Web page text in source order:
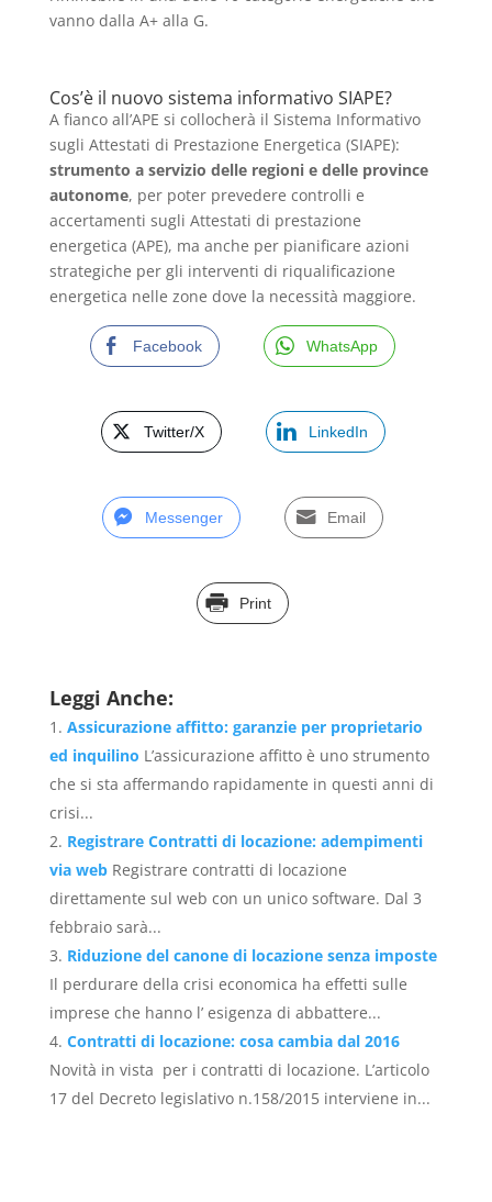
vanno dalla A+ alla G.
Cos’è il nuovo sistema informativo SIAPE?
A fianco all’APE si collocherà il Sistema Informativo
sugli Attestati di Prestazione Energetica (SIAPE):
strumento a servizio delle regioni e delle province
autonome, per poter prevedere controlli e
accertamenti sugli Attestati di prestazione
energetica (APE), ma anche per pianificare azioni
strategiche per gli interventi di riqualificazione
energetica nelle zone dove la necessità maggiore.
Facebook WhatsApp
Twitter/X LinkedIn
Messenger Email
Print
Leggi Anche:
Assicurazione affitto: garanzie per proprietario
ed inquilino L’assicurazione affitto è uno strumento
che si sta affermando rapidamente in questi anni di
crisi...
Registrare Contratti di locazione: adempimenti
via web Registrare contratti di locazione
direttamente sul web con un unico software. Dal 3
febbraio sarà...
Riduzione del canone di locazione senza imposte
Il perdurare della crisi economica ha effetti sulle
imprese che hanno l’ esigenza di abbattere...
Contratti di locazione: cosa cambia dal 2016
Novità in vista per i contratti di locazione. L’articolo
17 del Decreto legislativo n.158/2015 interviene in...